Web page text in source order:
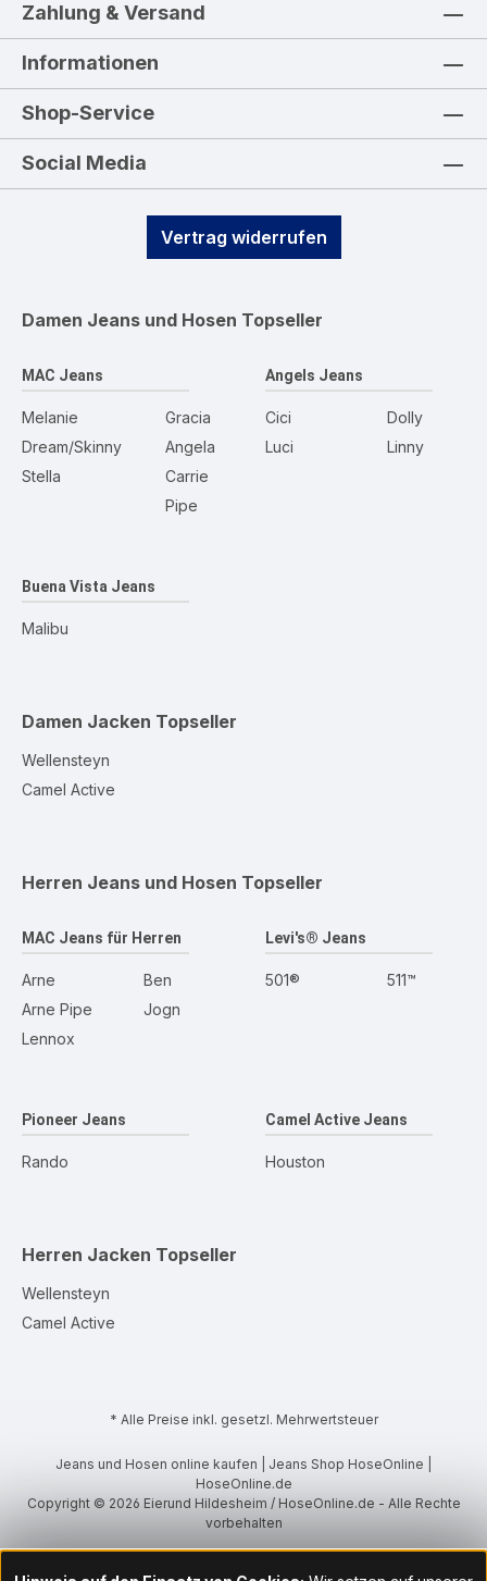
Zahlung & Versand
Informationen
Shop-Service
Social Media
Vertrag widerrufen
Damen Jeans und Hosen Topseller
MAC Jeans
Melanie
Dream/Skinny
Stella
Gracia
Angela
Carrie
Pipe
Angels Jeans
Cici
Luci
Dolly
Linny
Buena Vista Jeans
Malibu
Damen Jacken Topseller
Wellensteyn
Camel Active
Herren Jeans und Hosen Topseller
MAC Jeans für Herren
Arne
Arne Pipe
Lennox
Ben
Jogn
Levi's® Jeans
501® 511™
Pioneer Jeans
Rando
Camel Active Jeans
Houston
Herren Jacken Topseller
Wellensteyn
Camel Active
* Alle Preise inkl. gesetzl. Mehrwertsteuer
Jeans und Hosen online kaufen | Jeans Shop HoseOnline |
HoseOnline.de
Copyright © 2026 Eierund Hildesheim / HoseOnline.de - Alle Rechte
vorbehalten